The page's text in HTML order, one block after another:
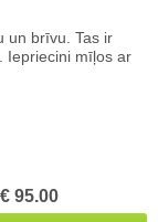
un brīvu. Tas ir
Iepriecini mīļos ar
€ 95.00